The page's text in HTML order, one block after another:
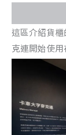
這區介紹貨
克連開始使